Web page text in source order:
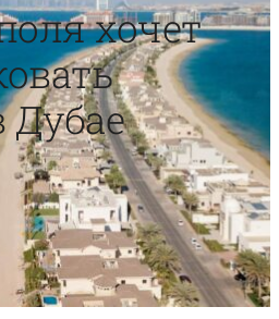
хочет
Дубае